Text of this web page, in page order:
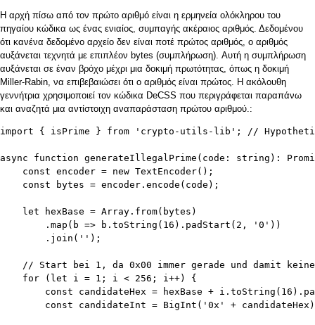
Η αρχή πίσω από τον πρώτο αριθμό είναι η ερμηνεία ολόκληρου του
πηγαίου κώδικα ως ένας ενιαίος, συμπαγής ακέραιος αριθμός. Δεδομένου
ότι κανένα δεδομένο αρχείο δεν είναι ποτέ πρώτος αριθμός, ο αριθμός
αυξάνεται τεχνητά με επιπλέον bytes (συμπλήρωση). Αυτή η συμπλήρωση
αυξάνεται σε έναν βρόχο μέχρι μια δοκιμή πρωτότητας, όπως η δοκιμή
Miller-Rabin, να επιβεβαιώσει ότι ο αριθμός είναι πρώτος. Η ακόλουθη
γεννήτρια χρησιμοποιεί τον κώδικα DeCSS που περιγράφεται παραπάνω
και αναζητά μια αντίστοιχη αναπαράσταση πρώτου αριθμού.:
import { isPrime } from 'crypto-utils-lib'; //
async function generateIllegalPrime(code: string):
const encoder = new TextEncoder();
const bytes = encoder.encode(code);
let hexBase = Array.from(bytes)
.map(b => b.toString(16).padStart(2, '0'))
.join('');
// Start bei 1, da 0x00 immer gerade und damit
for (let i = 1; i < 256; i++) {
const candidateHex = hexBase +
const candidateInt = BigInt('0x' +